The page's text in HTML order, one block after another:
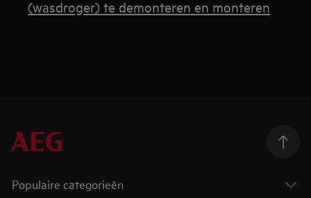
(wasdroger) te demonteren en monteren
Populaire categorieën